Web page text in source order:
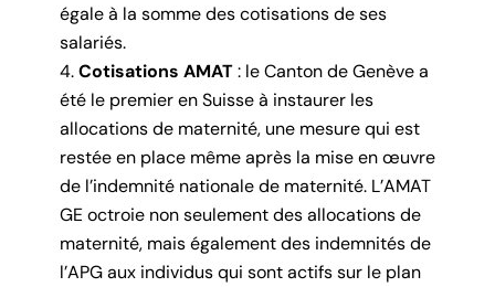
égale à la somme des cotisations de ses
salariés.
Cotisations AMAT: le Canton de Genève a
été le premier en Suisse à instaurer les
allocations de maternité, une mesure qui est
restée en place même après la mise en œuvre
de l’indemnité nationale de maternité. L’AMAT
GE octroie non seulement des allocations de
maternité, mais également des indemnités de
l’APG aux individus qui sont actifs sur le plan